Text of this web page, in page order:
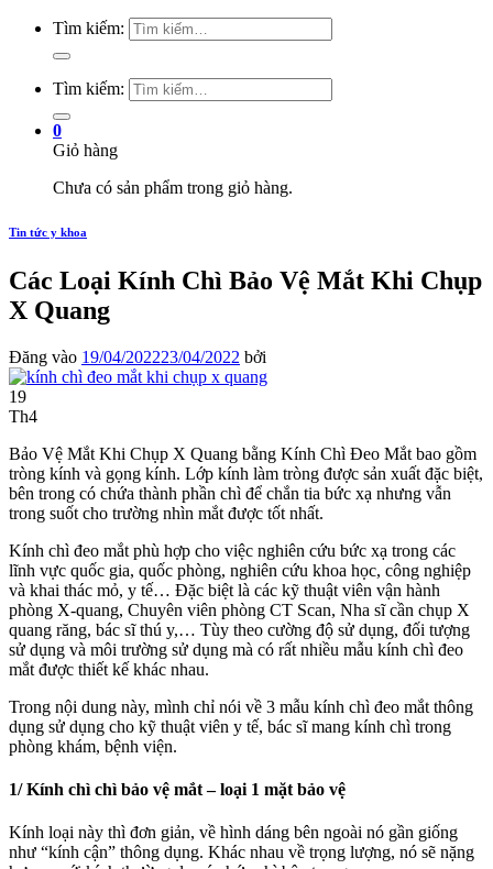
Tìm kiếm:
Tìm kiếm:
0
Giỏ hàng
Chưa có sản phẩm trong giỏ hàng.
Tin tức y khoa
Các Loại Kính Chì Bảo Vệ Mắt Khi Chụp
X Quang
Đăng vào 19/04/202223/04/2022 bởi
19
Th4
Bảo Vệ Mắt Khi Chụp X Quang bằng Kính Chì Đeo Mắt bao gồm
tròng kính và gọng kính. Lớp kính làm tròng được sản xuất đặc biệt,
bên trong có chứa thành phần chì để chắn tia bức xạ nhưng vẫn
trong suốt cho trường nhìn mắt được tốt nhất.
Kính chì đeo mắt phù hợp cho việc nghiên cứu bức xạ trong các
lĩnh vực quốc gia, quốc phòng, nghiên cứu khoa học, công nghiệp
và khai thác mỏ, y tế… Đặc biệt là các kỹ thuật viên vận hành
phòng X-quang, Chuyên viên phòng CT Scan, Nha sĩ cần chụp X
quang răng, bác sĩ thú y,… Tùy theo cường độ sử dụng, đối tượng
sử dụng và môi trường sử dụng mà có rất nhiều mẫu kính chì đeo
mắt được thiết kế khác nhau.
Trong nội dung này, mình chỉ nói về 3 mẫu kính chì đeo mắt thông
dụng sử dụng cho kỹ thuật viên y tế, bác sĩ mang kính chì trong
phòng khám, bệnh viện.
1/ Kính chì chì bảo vệ mắt – loại 1 mặt bảo vệ
Kính loại này thì đơn giản, về hình dáng bên ngoài nó gần giống
như “kính cận” thông dụng. Khác nhau về trọng lượng, nó sẽ nặng